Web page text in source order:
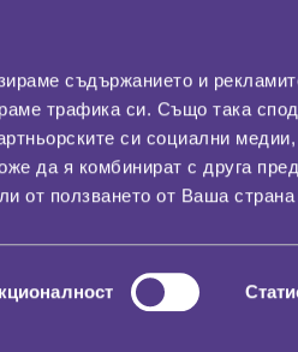
съдържанието и
трафика си. Също така
си социални
да я комбинират с друга
от ползването от Ваша страна
Контакти
За нас
Гаранция